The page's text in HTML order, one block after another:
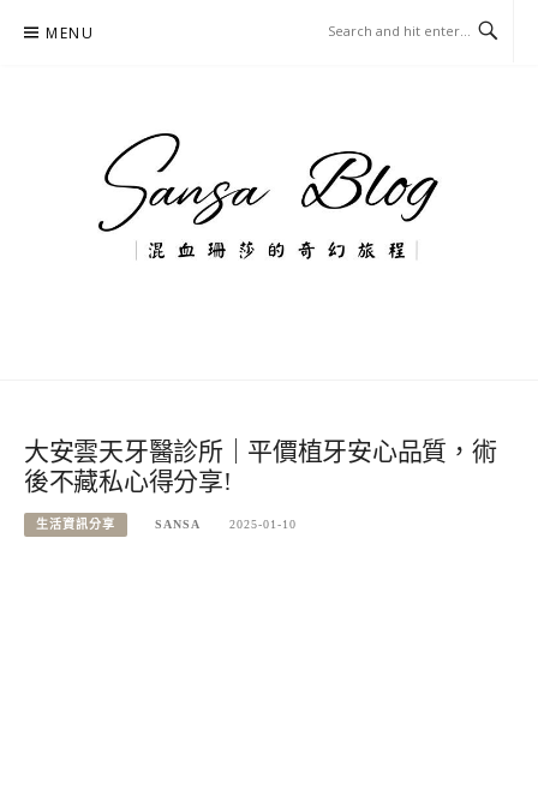
MENU
大安雲天牙醫診所｜平價植牙安心品質，術
後不藏私心得分享!
生活資訊分享 SANSA 2025-01-10